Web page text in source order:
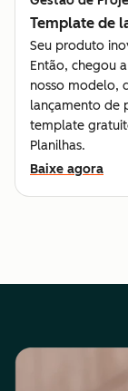
Template de
Seu produto
Então, chegou
nosso modelo,
lançamento de
template
Planilhas.
Baixe agora